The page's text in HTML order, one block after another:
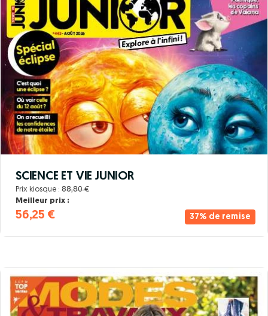
37% de remise
SCIENCE ET VIE JUNIOR
Prix kiosque : 88,80 €
Meilleur prix :
56,25 €